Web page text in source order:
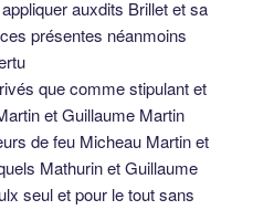
cédé délaissé et transporté
délaissent et
à tousjoursmais
Gervaise Brillet et à
achacté pour eulx leurs
parties d’une tierce en
droits d’une maison